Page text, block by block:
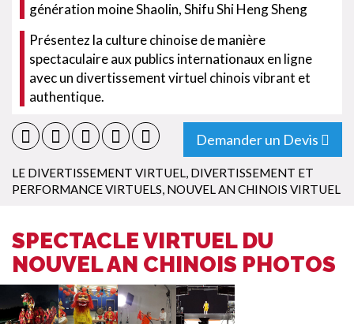
génération moine Shaolin, Shifu Shi Heng Sheng
Présentez la culture chinoise de manière
spectaculaire aux publics internationaux en ligne
avec un divertissement virtuel chinois vibrant et
authentique.
Demander un Devis
LE DIVERTISSEMENT VIRTUEL, DIVERTISSEMENT ET
PERFORMANCE VIRTUELS, NOUVEL AN CHINOIS VIRTUEL
SPECTACLE VIRTUEL DU
NOUVEL AN CHINOIS PHOTOS